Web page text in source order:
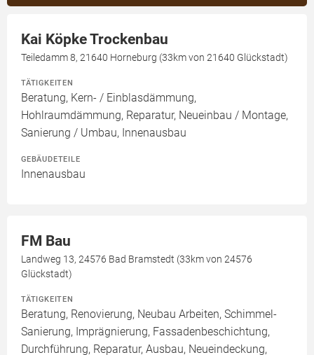
Kai Köpke Trockenbau
Teiledamm 8, 21640 Horneburg (33km von 21640 Glückstadt)
TÄTIGKEITEN
Beratung, Kern- / Einblasdämmung,
Hohlraumdämmung, Reparatur, Neueinbau / Montage,
Sanierung / Umbau, Innenausbau
GEBÄUDETEILE
Innenausbau
FM Bau
Landweg 13, 24576 Bad Bramstedt (33km von 24576
Glückstadt)
TÄTIGKEITEN
Beratung, Renovierung, Neubau Arbeiten, Schimmel-
Sanierung, Imprägnierung, Fassadenbeschichtung,
Durchführung, Reparatur, Ausbau, Neueindeckung,